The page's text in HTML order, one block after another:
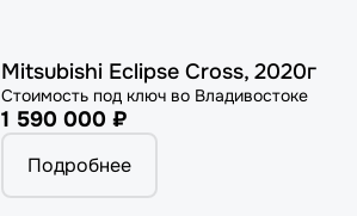
Mitsubishi Eclipse Cross, 2020г
Стоимость под ключ во Владивостоке
1 590 000 ₽
Подробнее